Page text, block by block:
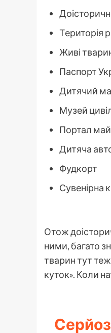
Територія
Живі
Паспорт
Дитячий
Музей
Портал
Дитяча
Фудкорт
Сувенірна
Отож
ними, багато
тварин тут
куток». Коли